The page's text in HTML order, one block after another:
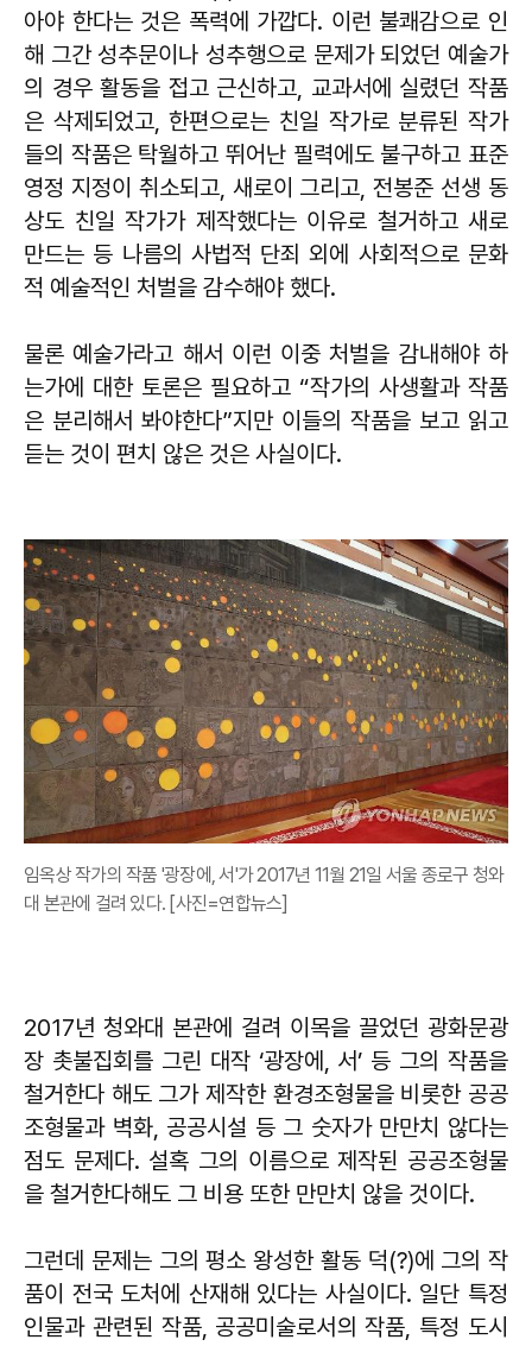
아야 한다는 것은 폭력에 가깝다. 이런 불쾌감으로 인
해 그간 성추문이나 성추행으로 문제가 되었던 예술가
의 경우 활동을 접고 근신하고, 교과서에 실렸던 작품
은 삭제되었고, 한편으로는 친일 작가로 분류된 작가
들의 작품은 탁월하고 뛰어난 필력에도 불구하고 표준
영정 지정이 취소되고, 새로이 그리고, 전봉준 선생 동
상도 친일 작가가 제작했다는 이유로 철거하고 새로
만드는 등 나름의 사법적 단죄 외에 사회적으로 문화
적 예술적인 처벌을 감수해야 했다.
물론 예술가라고 해서 이런 이중 처벌을 감내해야 하
는가에 대한 토론은 필요하고 “작가의 사생활과 작품
은 분리해서 봐야한다”지만 이들의 작품을 보고 읽고
듣는 것이 편치 않은 것은 사실이다.
임옥상 작가의 작품 '광장에, 서'가 2017년 11월 21일 서울 종로구 청와
대 본관에 걸려 있다. [사진=연합뉴스]
2017년 청와대 본관에 걸려 이목을 끌었던 광화문광
장 촛불집회를 그린 대작 ‘광장에, 서’ 등 그의 작품을
철거한다 해도 그가 제작한 환경조형물을 비롯한 공공
조형물과 벽화, 공공시설 등 그 숫자가 만만치 않다는
점도 문제다. 설혹 그의 이름으로 제작된 공공조형물
을 철거한다해도 그 비용 또한 만만치 않을 것이다.
그런데 문제는 그의 평소 왕성한 활동 덕(?)에 그의 작
품이 전국 도처에 산재해 있다는 사실이다. 일단 특정
인물과 관련된 작품, 공공미술로서의 작품, 특정 도시